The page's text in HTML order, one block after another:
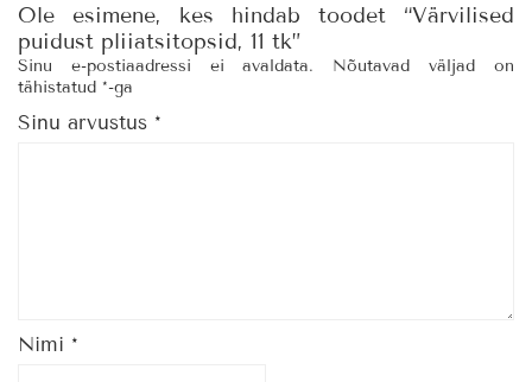
Ole esimene, kes hindab toodet “Värvilised
puidust pliiatsitopsid, 11 tk”
Sinu e-postiaadressi ei avaldata.
Nõutavad väljad on
tähistatud *-ga
Sinu arvustus *
Nimi *